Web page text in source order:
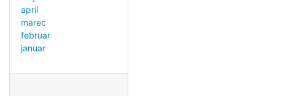
april
marec
februar
januar